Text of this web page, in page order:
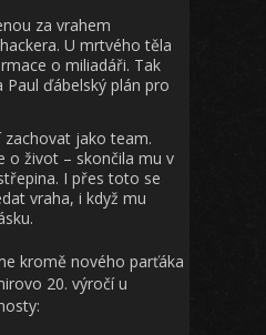
za vrahem
U mrtvého těla
o miliadáři. Tak
Paul ďábelský plán pro
zachovat jako team.
o život – skončila mu v
I přes toto se
vraha, i když mu
kromě nového parťáka
20. výročí u